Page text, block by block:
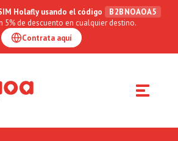
Holafly usando el código
B2BNOAOA5
5% de descuento en cualquier destino.
Contrata aquí
Toggle
navigation